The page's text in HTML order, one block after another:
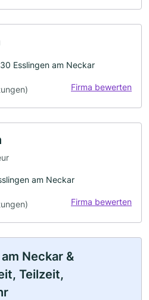
Esslingen am Neckar
Firma bewerten
am Neckar
Firma bewerten
Neckar &
Teilzeit,